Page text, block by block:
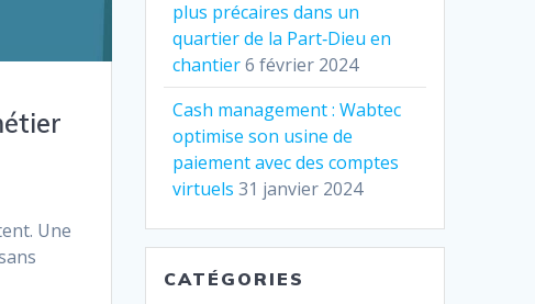
Une
plus précaires dans un
quartier de la Part‐Dieu en
chantier6 février 2024
Cash management : Wabtec
optimise son usine de
paiement avec des comptes
virtuels 31 janvier 2024
CATÉGORIES